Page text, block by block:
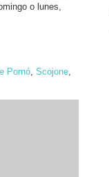
o lunes,
Pornó, Scojone,